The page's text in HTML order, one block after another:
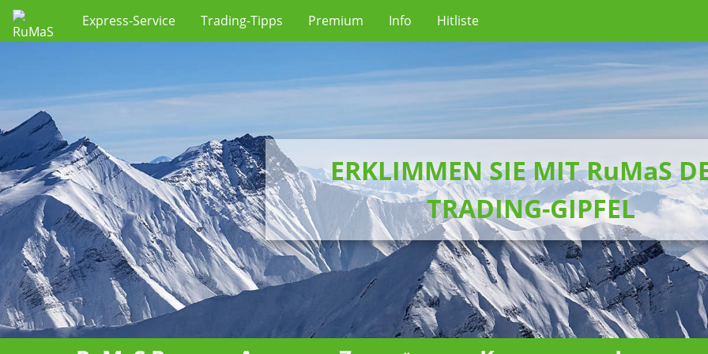
Express-Service Trading-Tipps Premium Info Hitliste
ERKLIMMEN SIE MIT RuMaS
TRADING-GIPFEL